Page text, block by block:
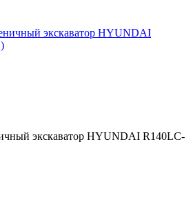
экскаватор HYUNDAI R140LC-